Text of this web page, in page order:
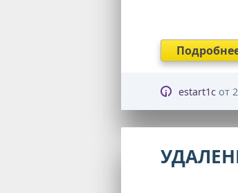
estart1cот